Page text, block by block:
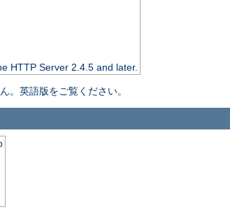
HTTP Server 2.4.5 and later.
。英語版をご覧ください。